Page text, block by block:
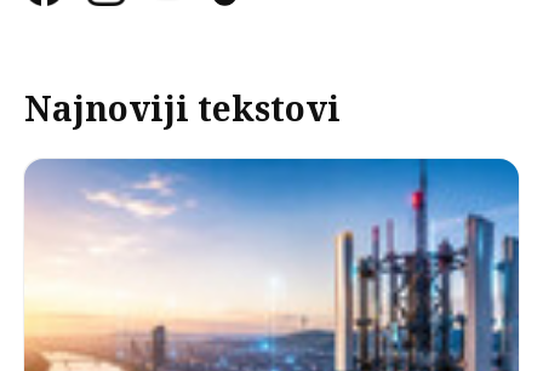
Najnoviji tekstovi